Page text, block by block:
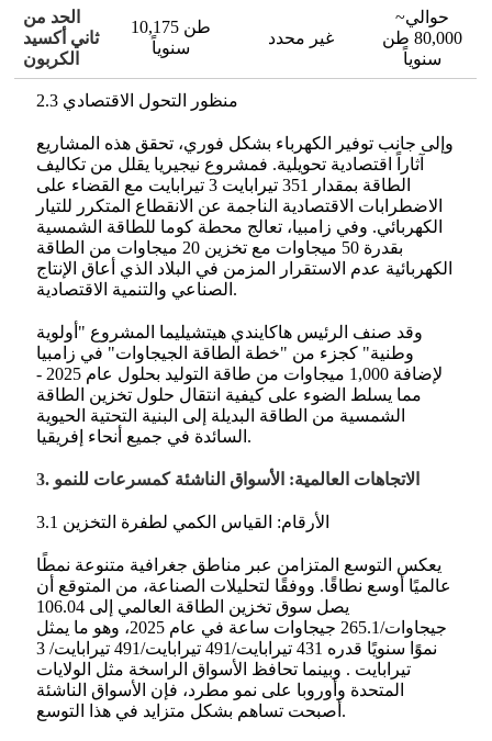
الحد من
ثاني أكسيد
الكربون
10,175 طن
سنوياً
غير محدد
~حوالي
80,000 طن
سنوياً
2.3 منظور التحول الاقتصادي
وإلى جانب توفير الكهرباء بشكل فوري، تحقق هذه المشاريع
آثاراً اقتصادية تحويلية. فمشروع نيجيريا يقلل من تكاليف
الطاقة بمقدار 351 تيرابايت 3 تيرابايت مع القضاء على
الاضطرابات الاقتصادية الناجمة عن الانقطاع المتكرر للتيار
الكهربائي. وفي زامبيا، تعالج محطة كوما للطاقة الشمسية
بقدرة 50 ميجاوات مع تخزين 20 ميجاوات من الطاقة
الكهربائية عدم الاستقرار المزمن في البلاد الذي أعاق الإنتاج
الصناعي والتنمية الاقتصادية.
وقد صنف الرئيس هاكايندي هيتشيليما المشروع "أولوية
وطنية" كجزء من "خطة الطاقة الجيجاوات" في زامبيا
لإضافة 1,000 ميجاوات من طاقة التوليد بحلول عام 2025 -
مما يسلط الضوء على كيفية انتقال حلول تخزين الطاقة
الشمسية من الطاقة البديلة إلى البنية التحتية الحيوية
السائدة في جميع أنحاء إفريقيا.
3. الاتجاهات العالمية: الأسواق الناشئة كمسرعات للنمو
3.1 الأرقام: القياس الكمي لطفرة التخزين
يعكس التوسع المتزامن عبر مناطق جغرافية متنوعة نمطًا
عالميًا أوسع نطاقًا. ووفقًا لتحليلات الصناعة، من المتوقع أن
يصل سوق تخزين الطاقة العالمي إلى 106.04
جيجاوات/265.1 جيجاوات ساعة في عام 2025، وهو ما يمثل
نموًا سنويًا قدره 431 تيرابايت/491 تيرابايت/491 تيرابايت/ 3
تيرابايت . وبينما تحافظ الأسواق الراسخة مثل الولايات
المتحدة وأوروبا على نمو مطرد، فإن الأسواق الناشئة
أصبحت تساهم بشكل متزايد في هذا التوسع.